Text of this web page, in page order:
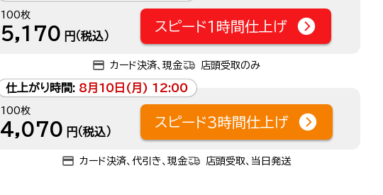
100枚
5,170 円（税込）
スピード1時間仕上げ
カード決済、現金 店頭受取のみ
仕上がり時間: 8月10日(月) 12:00
100枚
4,070 円（税込）
スピード3時間仕上げ
カード決済、代引き、現金 店頭受取、当日発送